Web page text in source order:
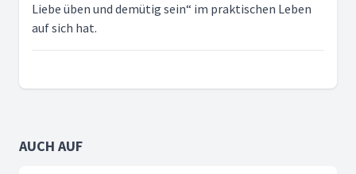
Liebe üben und demütig sein“ im praktischen Leben
auf sich hat.
AUCH AUF